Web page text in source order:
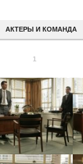
АКТЕРЫ И КОМАНДА
1